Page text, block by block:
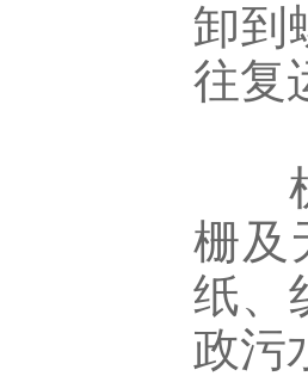
卸到
往复
机
栅及
纸、
政污